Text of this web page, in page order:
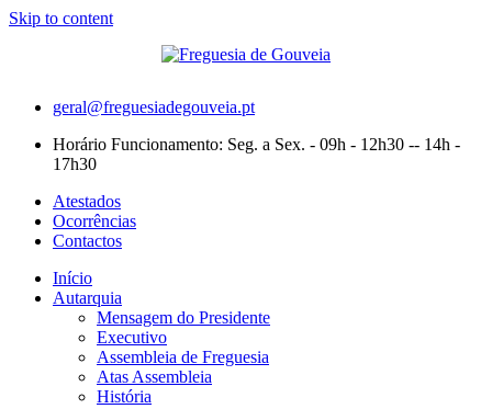
Skip to content
geral@freguesiadegouveia.pt
Horário Funcionamento: Seg. a Sex. - 09h - 12h30 -- 14h -
17h30
Atestados
Ocorrências
Contactos
Início
Autarquia
Mensagem do Presidente
Executivo
Assembleia de Freguesia
Atas Assembleia
História